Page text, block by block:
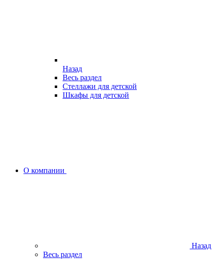
Назад
Весь раздел
Стеллажи для детской
Шкафы для детской
О компании
Назад
Весь раздел